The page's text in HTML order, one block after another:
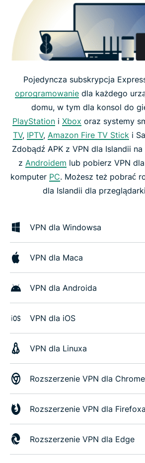
Pojedyncza subskrypcja
oprogramowanie dla każdego
domu, w tym dla konsol do
PlayStationi Xbox oraz systemy
TV, IPTV, Amazon Fire TV Stick i
Zdobądź APK z VPN dla Islandii
z Androidem lub pobierz VPN
komputer PC. Możesz też pobrać
dla Islandii dla przeglądarki
VPN dla Windowsa
VPN dla Maca
VPN dla Androida
VPN dla iOS
VPN dla Linuxa
Rozszerzenie VPN dla Chrome
Rozszerzenie VPN dla Firefoxa
Rozszerzenie VPN dla Edge